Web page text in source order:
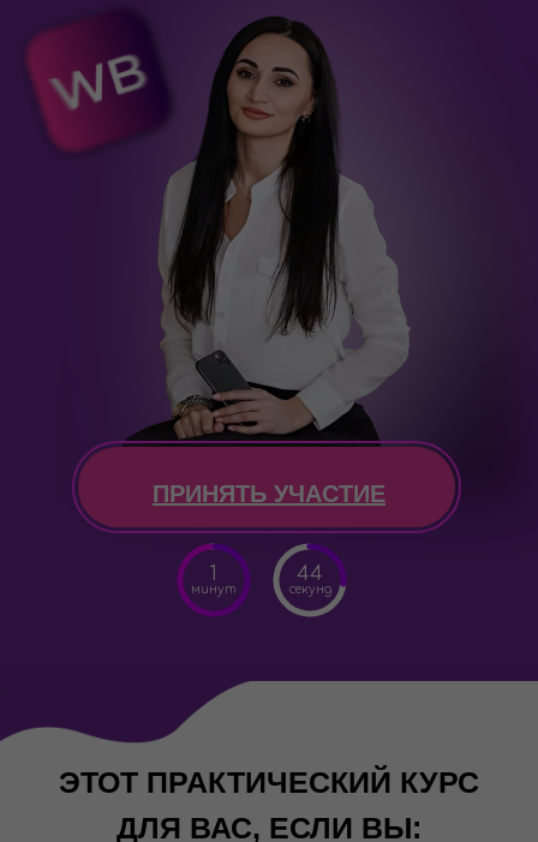
ПРИНЯТЬ УЧАСТИЕ
1
минут
44
секунд
ЭТОТ ПРАКТИЧЕСКИЙ КУРС
ДЛЯ ВАС, ЕСЛИ ВЫ: